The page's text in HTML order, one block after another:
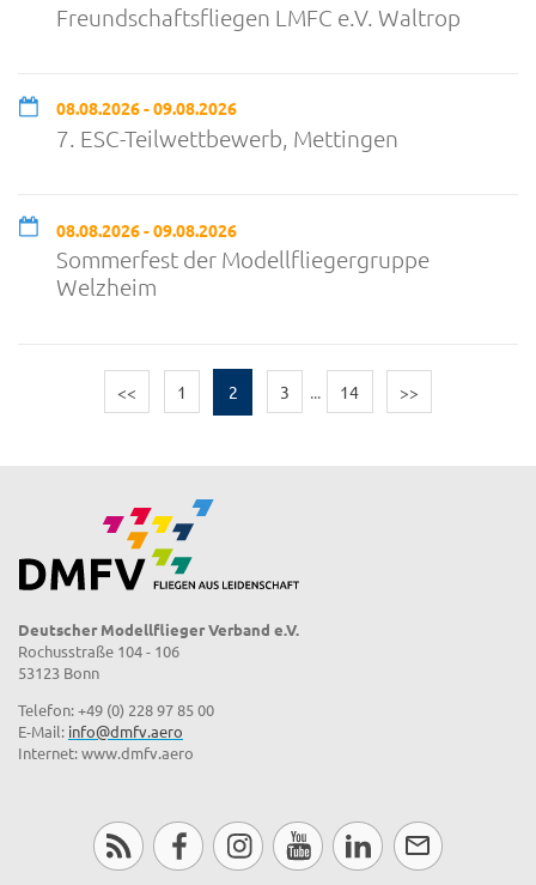
Freundschaftsfliegen LMFC e.V. Waltrop
08.08.2026 - 09.08.2026
7. ESC-Teilwettbewerb, Mettingen
08.08.2026 - 09.08.2026
Sommerfest der Modellfliegergruppe
Welzheim
<< 1 2 3 ... 14 >>
Deutscher Modellflieger Verband e.V.
Rochusstraße 104 - 106
53123 Bonn
Telefon: +49 (0) 228 97 85 00
E-Mail: info@dmfv.aero
Internet: www.dmfv.aero